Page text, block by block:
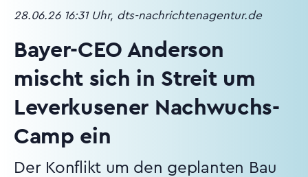
28.06.26 16:31 Uhr, dts-nachrichtenagentur.de
Bayer-CEO Anderson
mischt sich in Streit um
Leverkusener Nachwuchs-
Camp ein
Der Konflikt um den geplanten Bau